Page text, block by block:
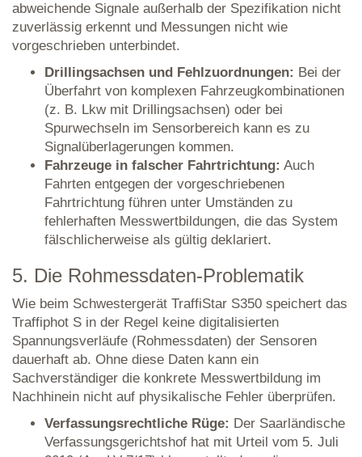
abweichende Signale außerhalb der Spezifikation nicht
zuverlässig erkennt und Messungen nicht wie
vorgeschrieben unterbindet.
Drillingsachsen und Fehlzuordnungen: Bei der
Überfahrt von komplexen Fahrzeugkombinationen
(z. B. Lkw mit Drillingsachsen) oder bei
Spurwechseln im Sensorbereich kann es zu
Signalüberlagerungen kommen.
Fahrzeuge in falscher Fahrtrichtung: Auch
Fahrten entgegen der vorgeschriebenen
Fahrtrichtung führen unter Umständen zu
fehlerhaften Messwertbildungen, die das System
fälschlicherweise als gültig deklariert.
5. Die Rohmessdaten-Problematik
Wie beim Schwestergerät TraffiStar S350 speichert das
Traffiphot S in der Regel keine digitalisierten
Spannungsverläufe (Rohmessdaten) der Sensoren
dauerhaft ab. Ohne diese Daten kann ein
Sachverständiger die konkrete Messwertbildung im
Nachhinein nicht auf physikalische Fehler überprüfen.
Verfassungsrechtliche Rüge: Der Saarländische
Verfassungsgerichtshof hat mit Urteil vom 5. Juli